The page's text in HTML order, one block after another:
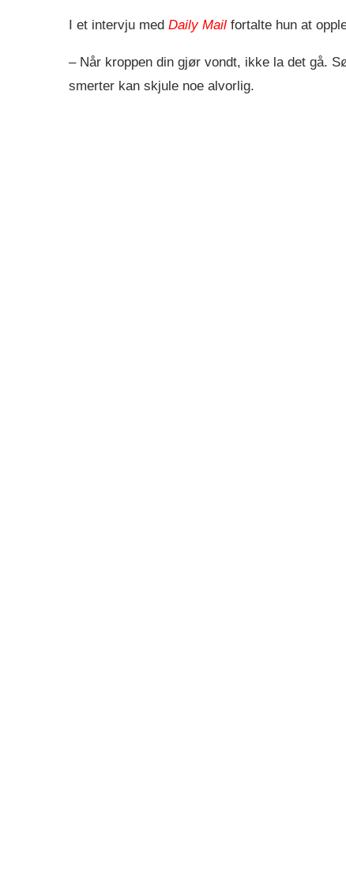
I et intervju med Daily Mail fortalte hun at
– Når kroppen din gjør vondt, ikke la det gå.
smerter kan skjule noe alvorlig.